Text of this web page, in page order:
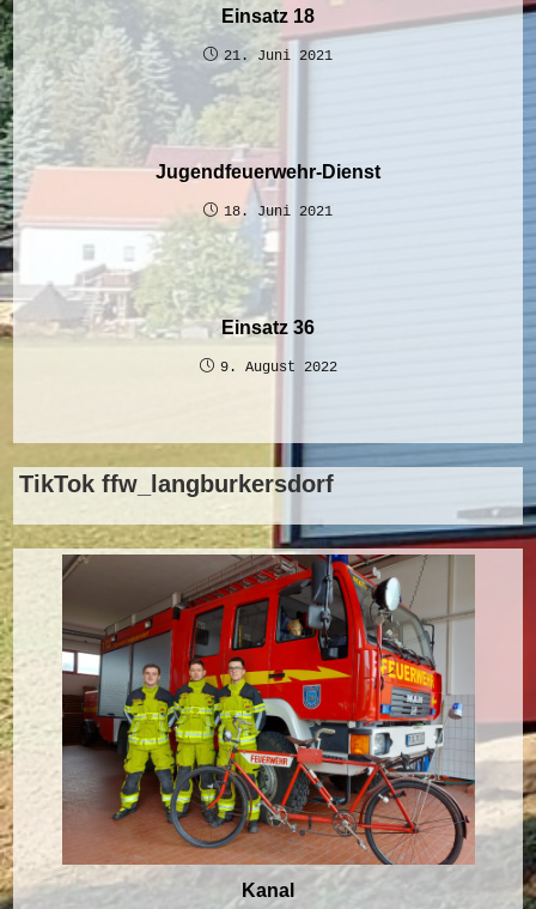
Einsatz 18
21. Juni 2021
Jugendfeuerwehr-Dienst
18. Juni 2021
Einsatz 36
9. August 2022
TikTok ffw_langburkersdorf
Kanal